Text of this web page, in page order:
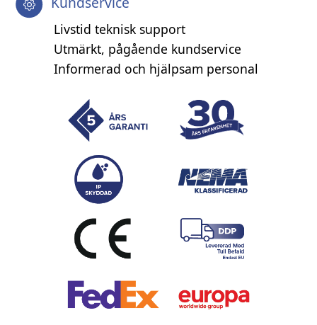
Livstid teknisk support
Utmärkt, pågående kundservice
Informerad och hjälpsam personal